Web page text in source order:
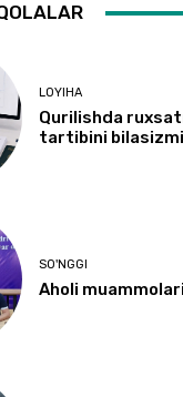
LOYIHA
Qurilishda
tartibini
SO'NGGI
Aholi